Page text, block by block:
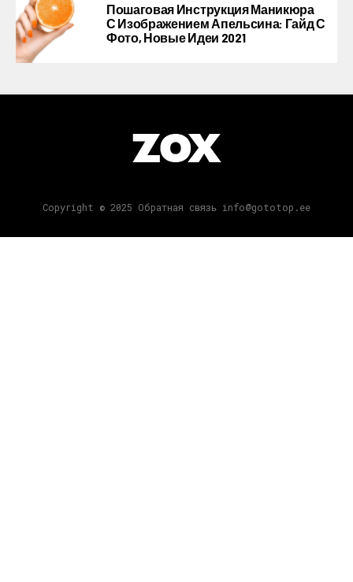
Пошаговая Инструкция Маникюра
С Изображением Апельсина: Гайд С
Фото, Новые Идеи 2021
Copyright © 2025 Обратная связь info@gototop.ee